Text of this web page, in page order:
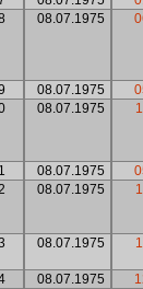
08.07.1975
08.07.1975
08.07.1975
08.07.1975
08.07.1975
08.07.1975
08.07.1975